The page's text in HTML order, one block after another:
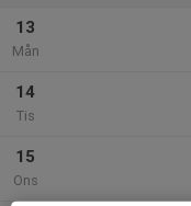
13
Mån
14
Tis
15
Ons